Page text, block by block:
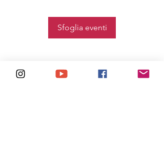
Sfoglia eventi